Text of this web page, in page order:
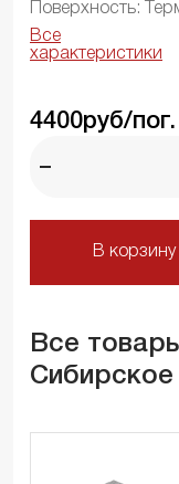
Поверхность:
Все
характеристики
4400руб/
В корзину
Все
Сибирское